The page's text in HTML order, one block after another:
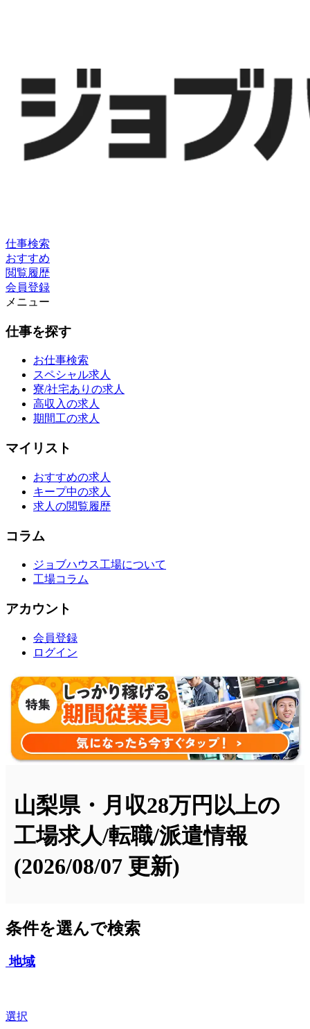
仕事検索
おすすめ
閲覧履歴
会員登録
メニュー
仕事を探す
お仕事検索
スペシャル求人
寮/社宅ありの求人
高収入の求人
期間工の求人
マイリスト
おすすめの求人
キープ中の求人
求人の閲覧履歴
コラム
ジョブハウス工場について
工場コラム
アカウント
会員登録
ログイン
山梨県・月収28万円以上の
工場求人/転職/派遣情報
(2026/08/07 更新)
条件を選んで検索
地域
選択